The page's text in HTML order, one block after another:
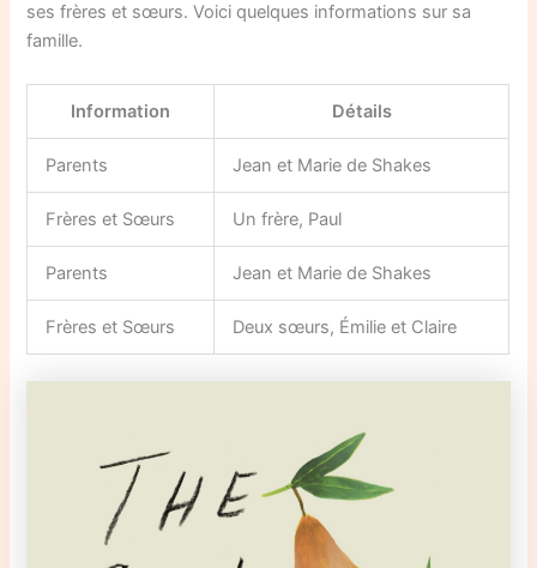
ses frères et sœurs. Voici quelques informations sur sa
famille.
Information Détails
Parents Jean et Marie de Shakes
Frères et Sœurs Un frère, Paul
Parents Jean et Marie de Shakes
Frères et Sœurs Deux sœurs, Émilie et Claire